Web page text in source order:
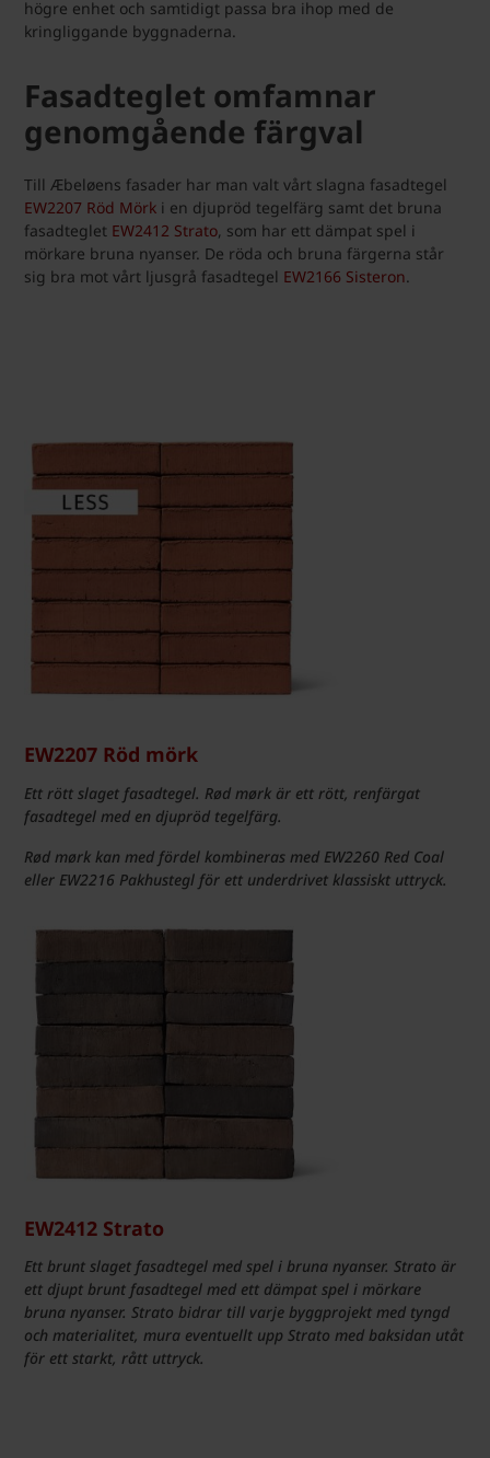
högre enhet och samtidigt passa bra ihop med de
kringliggande byggnaderna.
Fasadteglet omfamnar
genomgående färgval
Till Æbeløens fasader har man valt vårt slagna fasadtegel
EW2207 Röd Mörk i en djupröd tegelfärg samt det bruna
fasadteglet EW2412 Strato, som har ett dämpat spel i
mörkare bruna nyanser. De röda och bruna färgerna står
sig bra mot vårt ljusgrå fasadtegel EW2166 Sisteron.
EW2207 Röd mörk
Ett rött slaget fasadtegel. Rød mørk är ett rött, renfärgat
fasadtegel med en djupröd tegelfärg.
Rød mørk kan med fördel kombineras med EW2260 Red Coal
eller EW2216 Pakhustegl för ett underdrivet klassiskt uttryck.
EW2412 Strato
Ett brunt slaget fasadtegel med spel i bruna nyanser. Strato är
ett djupt brunt fasadtegel med ett dämpat spel i mörkare
bruna nyanser. Strato bidrar till varje byggprojekt med tyngd
och materialitet, mura eventuellt upp Strato med baksidan utåt
för ett starkt, rått uttryck.